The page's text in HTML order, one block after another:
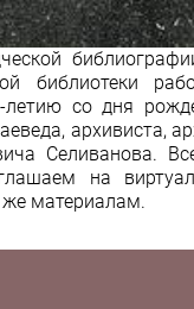
библиотеки
со дня
архивиста,
Селиванова.
на
материалам.